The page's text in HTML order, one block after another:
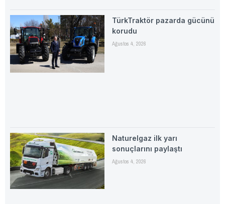
TürkTraktör pazarda gücünü
korudu
Ağustos 4, 2026
Naturelgaz ilk yarı
sonuçlarını paylaştı
Ağustos 4, 2026